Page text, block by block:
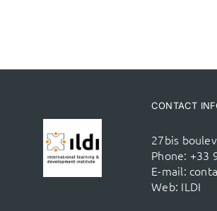
CONTACT
27bis
Phone: +33
E-mail:
Web: ILDI